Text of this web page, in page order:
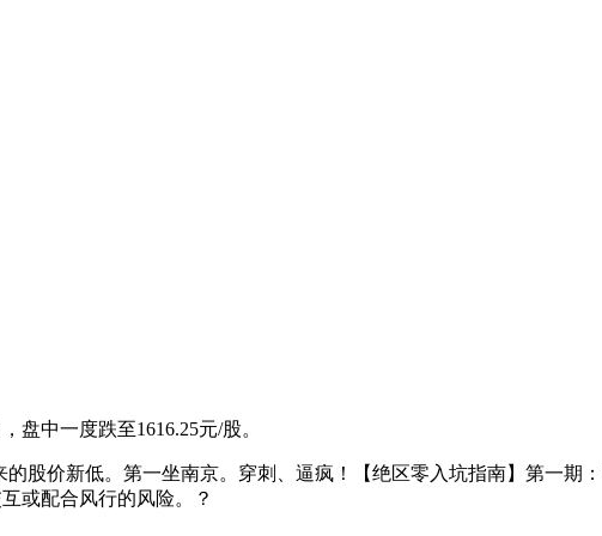
中一度跌至1616.25元/股。
股价新低。第一坐南京。穿刺、逼疯！【绝区零入坑指南】第一期
或配合风行的风险。？